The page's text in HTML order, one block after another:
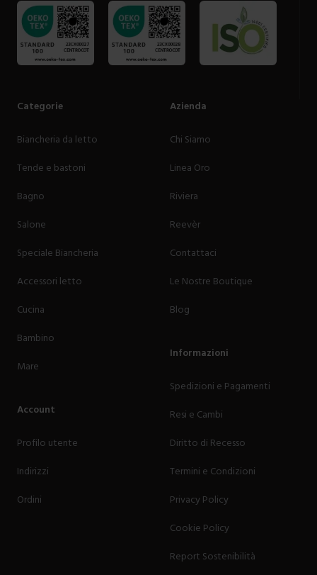
Categorie
Biancheria da letto
Tende e bastoni
Bagno
Salone
Speciale Biancheria
Accessori letto
Cucina
Bambino
Mare
Account
Profilo utente
Indirizzi
Ordini
Azienda
Chi Siamo
Linea Oro
Riviera
Reevèr
Contattaci
Le Nostre Boutique
Blog
Informazioni
Spedizioni e Pagamenti
Resi e Cambi
Diritto di Recesso
Termini e Condizioni
Privacy Policy
Cookie Policy
Report Sostenibilità